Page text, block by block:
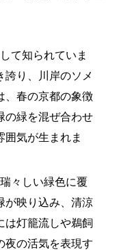
て知られていま
誇り、川岸のソメ
、春の京都の象徴
の緑を混ぜ合わせ
囲気が生まれま
々しい緑色に覆
が映り込み、清涼
は灯籠流しや鵜飼
夜の活気を表現す